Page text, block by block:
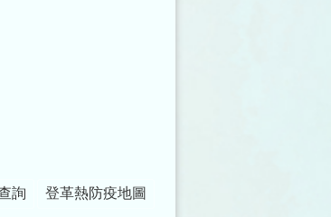
詢 登革熱防疫地圖